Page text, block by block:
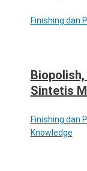
Finishing dan
Sintetis
Finishing dan
Knowledge